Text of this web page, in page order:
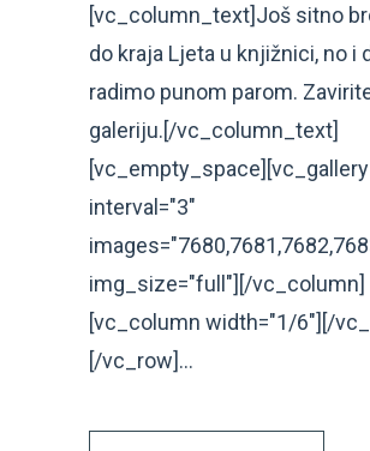
[vc_column_text]Još sitno
do kraja Ljeta u knjižnici, no i
radimo punom parom.
galeriju.[/vc_column_text]
[vc_empty_space][vc_gallery
interval="3"
img_size="full"][/vc_column]
[vc_column width="1/6"][/
[/vc_row]...